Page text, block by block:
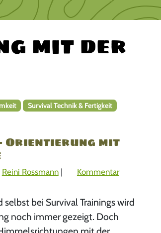
mit der
Survival Technik & Fertigkeit
Orientierung mit
Reini Rossmann |
Kommentar
bei Survival Trainings wird
noch immer gezeigt. Doch